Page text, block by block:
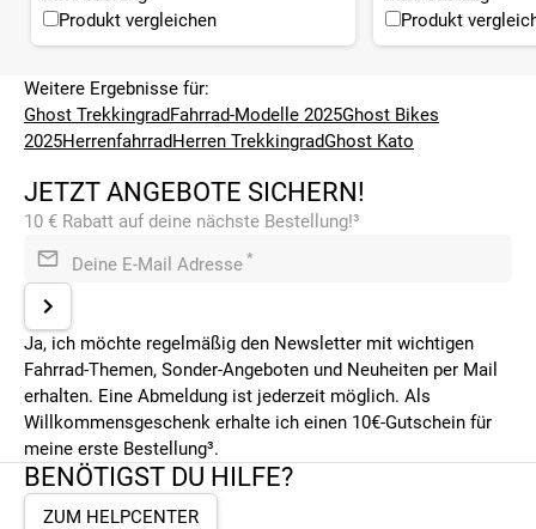
Produkt vergleichen
Produkt
Weitere Ergebnisse für:
Ghost TrekkingradFahrrad-Modelle 2025Ghost Bikes
2025HerrenfahrradHerren TrekkingradGhost Kato
JETZT ANGEBOTE SICHERN!
10 € Rabatt auf deine nächste Bestellung!³
Deine E-Mail Adresse *
Ja, ich möchte regelmäßig den Newsletter mit wichtigen
Fahrrad-Themen, Sonder-Angeboten und Neuheiten per Mail
erhalten. Eine Abmeldung ist jederzeit möglich. Als
Willkommensgeschenk erhalte ich einen 10€-Gutschein für
meine erste Bestellung³.
BENÖTIGST DU HILFE?
ZUM HELPCENTER